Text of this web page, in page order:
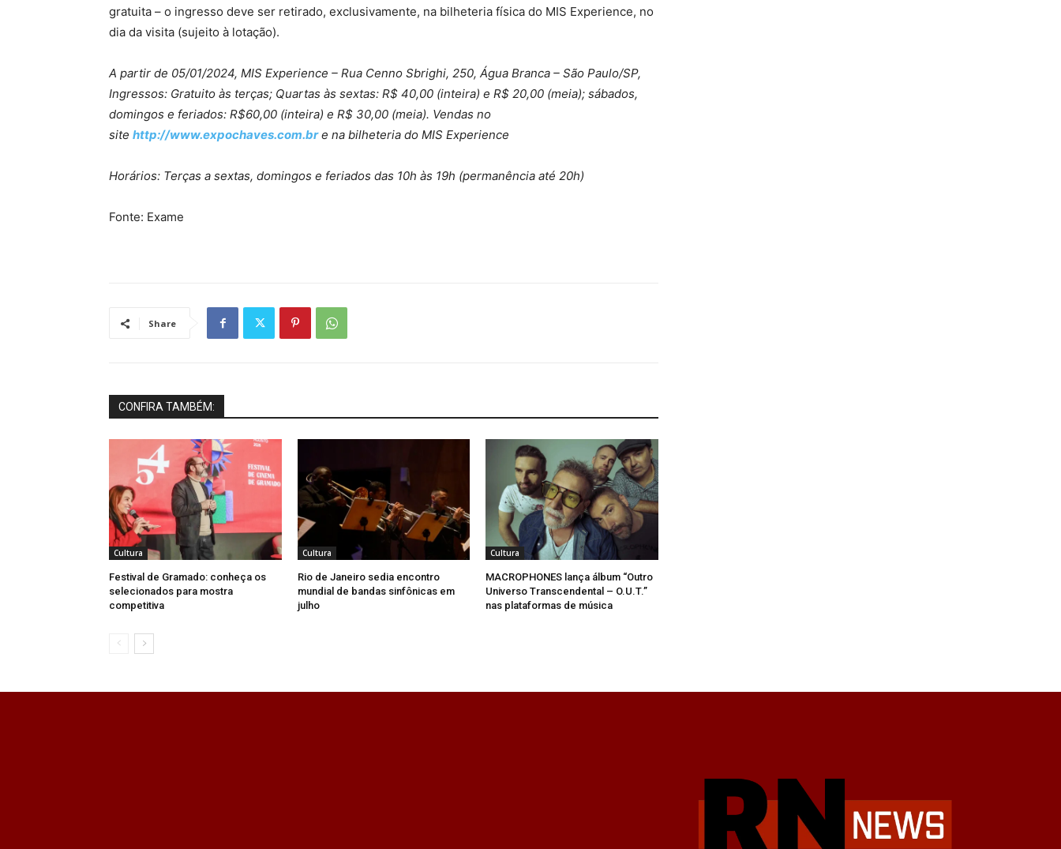
gratuita – o ingresso deve ser retirado, exclusivamente, na bilheteria física do MIS Experience, no
dia da visita (sujeito à lotação).
A partir de 05/01/2024, MIS Experience – Rua Cenno Sbrighi, 250, Água Branca – São Paulo/SP,
Ingressos: Gratuito às terças; Quartas às sextas: R$ 40,00 (inteira) e R$ 20,00 (meia); sábados,
domingos e feriados: R$60,00 (inteira) e R$ 30,00 (meia). Vendas no
site http://www.expochaves.com.bre na bilheteria do MIS Experience
Horários: Terças a sextas, domingos e feriados das 10h às 19h (permanência até 20h)
Fonte: Exame
Share
CONFIRA TAMBÉM:
Cultura
Festival de Gramado: conheça os
selecionados para mostra
competitiva
Cultura
Rio de Janeiro sedia encontro
mundial de bandas sinfônicas em
julho
Cultura
MACROPHONES lança álbum “Outro
Universo Transcendental – O.U.T.”
nas plataformas de música